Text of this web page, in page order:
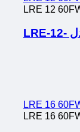
رک ایستاده ۱۲ یونیت عمق ۶۰ الگونت مدل LRE-12-